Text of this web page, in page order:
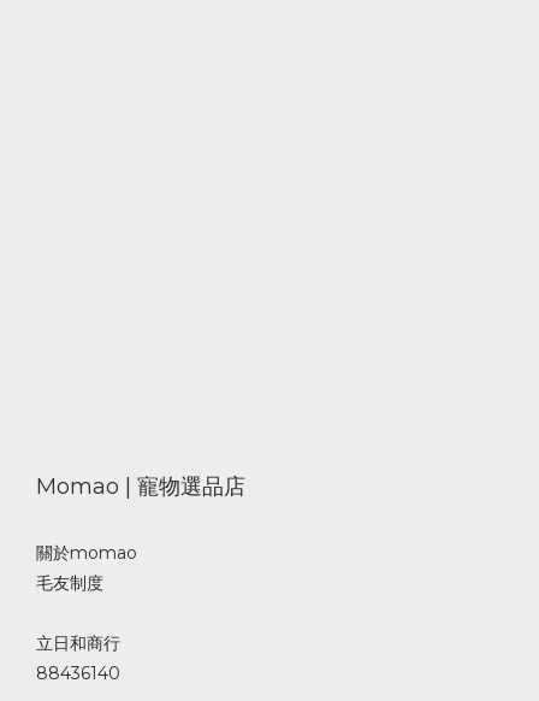
Momao | 寵物選品店
關於momao
毛友制度
立日和商行
88436140